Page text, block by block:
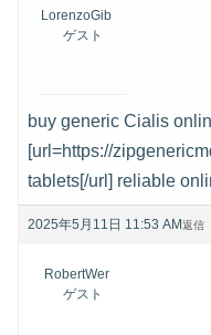
LorenzoGib
ゲスト
buy generic Cialis
[url=https://
tablets[/url] reliable
2025年5月11日 11:53 AM返信
RobertWer
ゲスト